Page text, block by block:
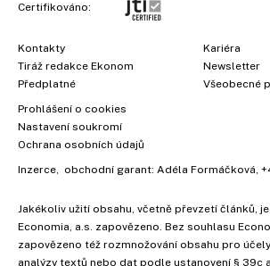
Certifikováno:
Kontakty
Tiráž redakce Ekonom
Předplatné
Kariéra
Newsletter
Všeobecné
Prohlášení o cookies
Nastavení soukromí
Ochrana osobních údajů
Inzerce , obchodní garant: Adéla Formáčková
Jakékoliv užití obsahu, včetně převzetí článků,
Economia, a.s. zapovězeno. Bez souhlasu
zapovězeno též rozmnožování obsahu pro
analýzy textů nebo dat podle ustanovení § 39c